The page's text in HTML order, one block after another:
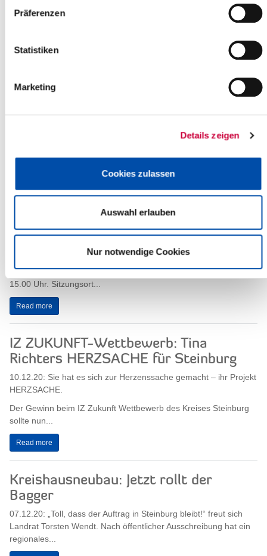
Präferenzen
Statistiken
Marketing
Details zeigen
Cookies zulassen
Auswahl erlauben
Nur notwendige Cookies
Praktikumsplätze von Glückstadt bis
15.12.20: Zur Bäckerei in Aukrug oder nach Wacken? Fachkraft
Wertstoffhöfe geschlossen
15.12.20: Die Wertstoffhöfe in Glückstadt, Hohenlockstedt,
Itzehoe und Kellinghusen bleiben am 24. und 31. Dezember 2020
Sitzung des Steinburger Kreistages
11.12.20: Am Donnerstag, dem 17. Dezember 2020, findet eine
Sitzung des Steinburger Kreistages statt. Die Sitzung beginnt um
15.00 Uhr. Sitzungsort...
Read more
IZ ZUKUNFT-Wettbewerb: Tina
Richters HERZSACHE für Steinburg
10.12.20: Sie hat es sich zur Herzenssache gemacht – ihr Projekt
HERZSACHE.
Der Gewinn beim IZ Zukunft Wettbewerb des Kreises Steinburg
sollte nun...
Read more
Kreishausneubau: Jetzt rollt der
Bagger
07.12.20: „Toll, dass der Auftrag in Steinburg bleibt!“ freut sich
Landrat Torsten Wendt. Nach öffentlicher Ausschreibung hat ein
regionales...